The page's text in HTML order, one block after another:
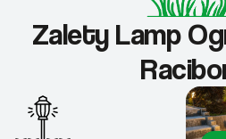
Zalety Lamp